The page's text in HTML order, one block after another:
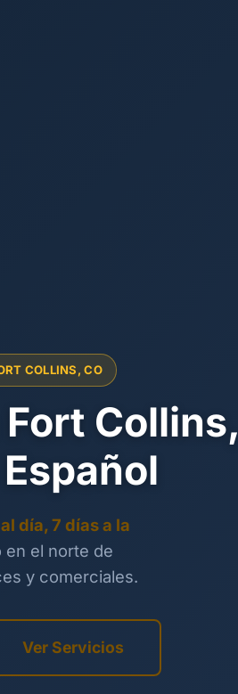
COLLINS, CO
Collins,
día, 7 días a la
en el norte de
y comerciales.
Ver Servicios